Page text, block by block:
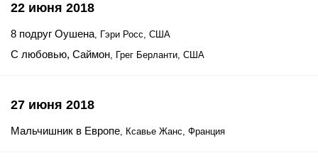
22 июня 2018
8 подруг Оушена, Гэри Росс, США
С любовью, Саймон, Грег Берланти, США
27 июня 2018
Мальчишник в Европе, Ксавье Жанс, Франция